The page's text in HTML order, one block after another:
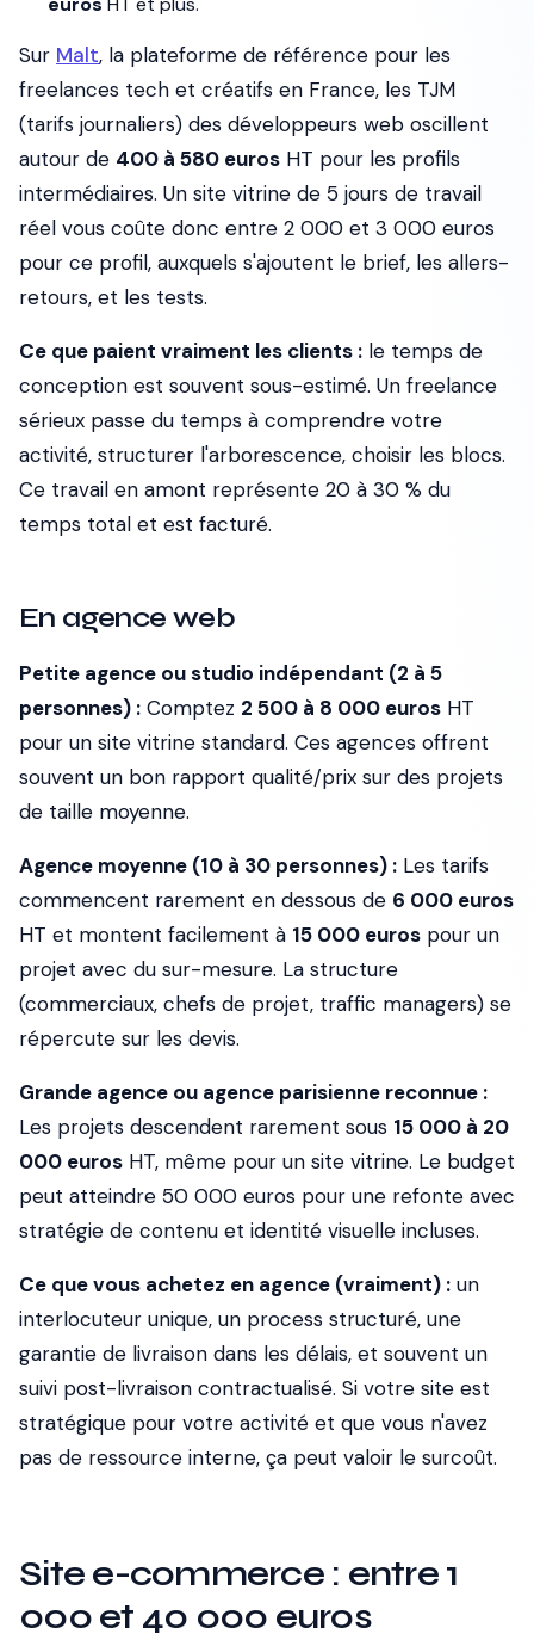
Sur Malt, la plateforme de référence pour les
freelances tech et créatifs en France, les TJM
(tarifs journaliers) des développeurs web oscillent
autour de 400 à 580 euros HT pour les profils
intermédiaires. Un site vitrine de 5 jours de travail
réel vous coûte donc entre 2 000 et 3 000 euros
pour ce profil, auxquels s'ajoutent le brief, les allers-
retours, et les tests.
Ce que paient vraiment les clients : le temps de
conception est souvent sous-estimé. Un freelance
sérieux passe du temps à comprendre votre
activité, structurer l'arborescence, choisir les blocs.
Ce travail en amont représente 20 à 30 % du
temps total et est facturé.
En agence web
Petite agence ou studio indépendant (2 à 5
personnes) : Comptez 2 500 à 8 000 euros HT
pour un site vitrine standard. Ces agences offrent
souvent un bon rapport qualité/prix sur des projets
de taille moyenne.
Agence moyenne (10 à 30 personnes) : Les tarifs
commencent rarement en dessous de 6 000 euros
HT et montent facilement à 15 000 euros pour un
projet avec du sur-mesure. La structure
(commerciaux, chefs de projet, traffic managers) se
répercute sur les devis.
Grande agence ou agence parisienne reconnue :
Les projets descendent rarement sous 15 000 à 20
000 euros HT, même pour un site vitrine. Le budget
peut atteindre 50 000 euros pour une refonte avec
stratégie de contenu et identité visuelle incluses.
Ce que vous achetez en agence (vraiment) : un
interlocuteur unique, un process structuré, une
garantie de livraison dans les délais, et souvent un
suivi post-livraison contractualisé. Si votre site est
stratégique pour votre activité et que vous n'avez
pas de ressource interne, ça peut valoir le surcoût.
Site e-commerce : entre 1
000 et 40 000 euros